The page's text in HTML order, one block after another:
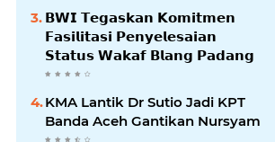
𝗕𝗪𝗜 𝗧𝗲𝗴𝗮𝘀𝗸𝗮𝗻 𝗞𝗼𝗺𝗶𝘁𝗺𝗲𝗻
𝗙𝗮𝘀𝗶𝗹𝗶𝘁𝗮𝘀𝗶 𝗣𝗲𝗻𝘆𝗲𝗹𝗲𝘀𝗮𝗶𝗮𝗻
𝗦𝘁𝗮𝘁𝘂𝘀 𝗪𝗮𝗸𝗮𝗳 𝗕𝗹𝗮𝗻𝗴 𝗣𝗮𝗱𝗮𝗻𝗴
KMA Lantik Dr Sutio Jadi KPT
Banda Aceh Gantikan Nursyam